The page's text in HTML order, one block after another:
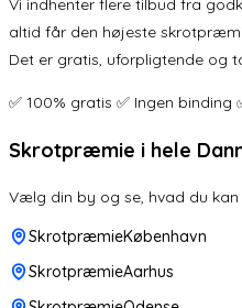
altid får den højeste
Det er gratis, uforpligtende og
✅ 100% gratis ✅ Ingen binding
Skrotpræmie i hele
Vælg din by og se, hvad du
SkrotpræmieKøbenhavn
SkrotpræmieAarhus